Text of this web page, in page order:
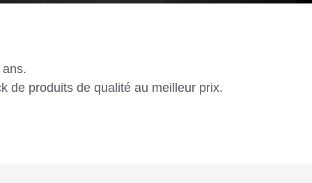
de produits de qualité au meilleur prix.